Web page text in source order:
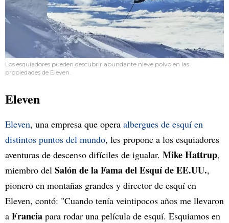
Los esquiadores pueden descubrir abundante nieve polvo en las
propiedades de Eleven.
Eleven
Eleven, una empresa que opera albergues de esquí en
distintos puntos del mundo, les propone a los esquiadores
aventuras de descenso difíciles de igualar. Mike Hattrup,
miembro del Salón de la Fama del Esquí de EE.UU.,
pionero en montañas grandes y director de esquí en
Eleven, contó: "Cuando tenía veintipocos años me llevaron
a Francia para rodar una película de esquí. Esquiamos en